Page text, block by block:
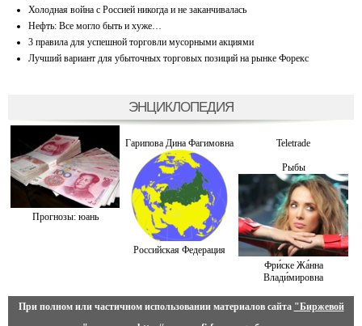
Холодная война с Россией никогда и не заканчивалась
Нефть: Все могло быть и хуже…
3 правила для успешной торговли мусорными акциями
Лучший вариант для убыточных торговых позиций на рынке Форекс
ЭНЦИКЛОПЕДИЯ
Прогнозы: юань
Гарипова Дина Фaгимовнa Teletrade
Российская Федерация
Рыбы
Фри́ске Жа́нна
Влади́мировна
При полном или частичном использовании материалов сайта "Биржевой